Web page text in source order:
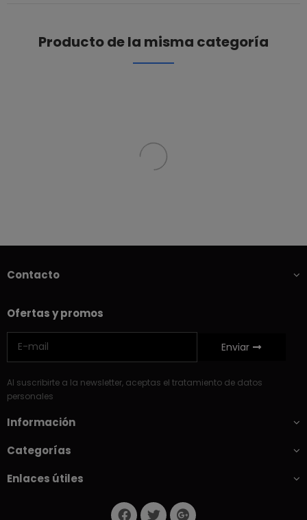
Producto de la misma categoría
Contacto
Ofertas y promos
Enviar
Al suscribirte a la newsletter, aceptas el tratamiento de datos
personales
Información
Categorías
Enlaces útiles